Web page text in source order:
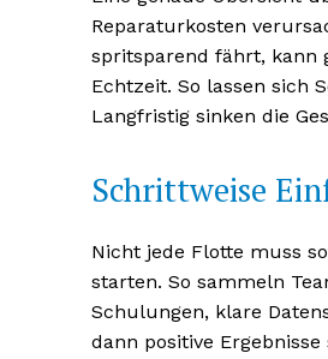
Reparaturkosten
spritsparend fährt, kann
Echtzeit. So lassen sich
Langfristig sinken die
Schrittweise
Nicht jede Flotte muss
starten. So sammeln
Schulungen, klare
dann positive